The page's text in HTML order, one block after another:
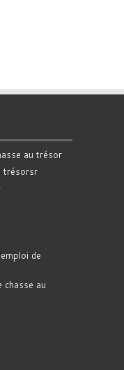
au trésor
trésorsr
de
chasse au